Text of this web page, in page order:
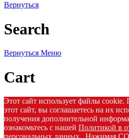
Вернуться
Search
Вернуться Меню
Cart
Этот сайт использует файлы cookie.
этот сайт, вы соглашаетесь на их
получения дополнительной
ознакомьтесь с нашей Политикой в
персональных данных
. Нажимая